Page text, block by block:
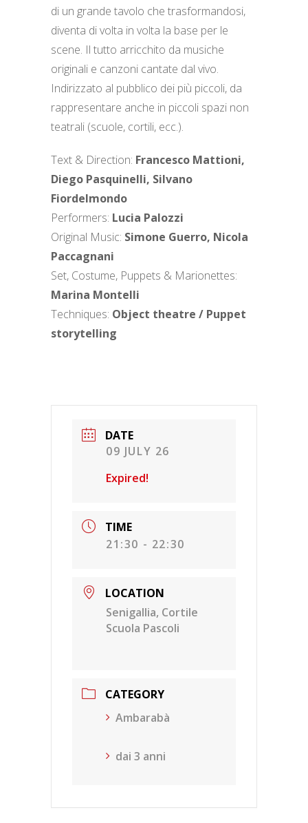
di un grande tavolo che trasformandosi,
diventa di volta in volta la base per le
scene. Il tutto arricchito da musiche
originali e canzoni cantate dal vivo.
Indirizzato al pubblico dei più piccoli, da
rappresentare anche in piccoli spazi non
teatrali (scuole, cortili, ecc.).
Text & Direction: Francesco Mattioni,
Diego Pasquinelli, Silvano
Fiordelmondo
Performers: Lucia Palozzi
Original Music: Simone Guerro, Nicola
Paccagnani
Set, Costume, Puppets & Marionettes:
Marina Montelli
Techniques: Object theatre / Puppet
storytelling
DATE
09 JULY 26
Expired!
TIME
21:30 - 22:30
LOCATION
Senigallia, Cortile
Scuola Pascoli
CATEGORY
Ambarabà
dai 3 anni